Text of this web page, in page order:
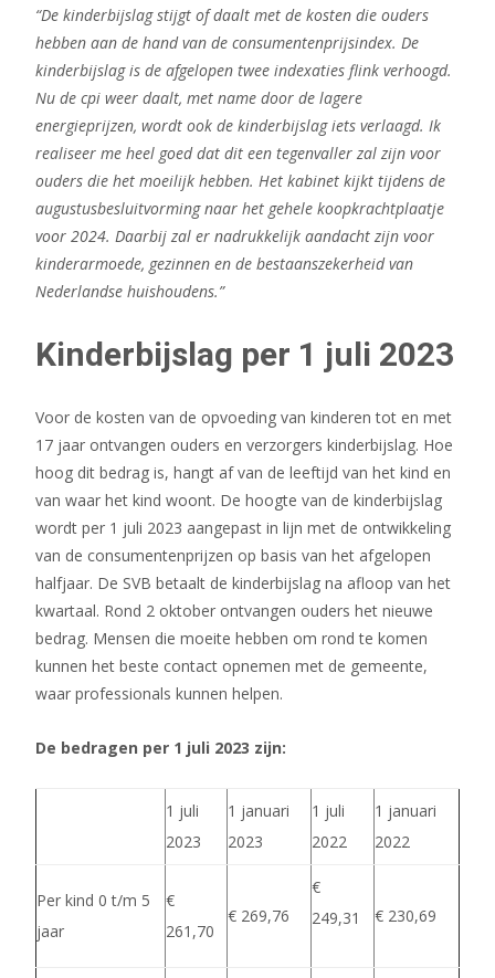
“De kinderbijslag stijgt of daalt met de kosten die ouders
hebben aan de hand van de consumentenprijsindex. De
kinderbijslag is de afgelopen twee indexaties flink verhoogd.
Nu de cpi weer daalt, met name door de lagere
energieprijzen, wordt ook de kinderbijslag iets verlaagd. Ik
realiseer me heel goed dat dit een tegenvaller zal zijn voor
ouders die het moeilijk hebben. Het kabinet kijkt tijdens de
augustusbesluitvorming naar het gehele koopkrachtplaatje
voor 2024. Daarbij zal er nadrukkelijk aandacht zijn voor
kinderarmoede, gezinnen en de bestaanszekerheid van
Nederlandse huishoudens.”
Kinderbijslag per 1 juli 2023
Voor de kosten van de opvoeding van kinderen tot en met
17 jaar ontvangen ouders en verzorgers kinderbijslag. Hoe
hoog dit bedrag is, hangt af van de leeftijd van het kind en
van waar het kind woont. De hoogte van de kinderbijslag
wordt per 1 juli 2023 aangepast in lijn met de ontwikkeling
van de consumentenprijzen op basis van het afgelopen
halfjaar. De SVB betaalt de kinderbijslag na afloop van het
kwartaal. Rond 2 oktober ontvangen ouders het nieuwe
bedrag. Mensen die moeite hebben om rond te komen
kunnen het beste contact opnemen met de gemeente,
waar professionals kunnen helpen.
De bedragen per 1 juli 2023 zijn:
1 juli
2023
1 januari
2023
1 juli
2022
1 januari
2022
Per kind 0 t/m 5
jaar
€
261,70
€ 269,76
€
249,31
€ 230,69